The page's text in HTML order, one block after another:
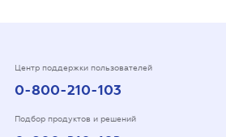
Центр поддержки пользователей
0-800-210-103
Подбор продуктов и решений